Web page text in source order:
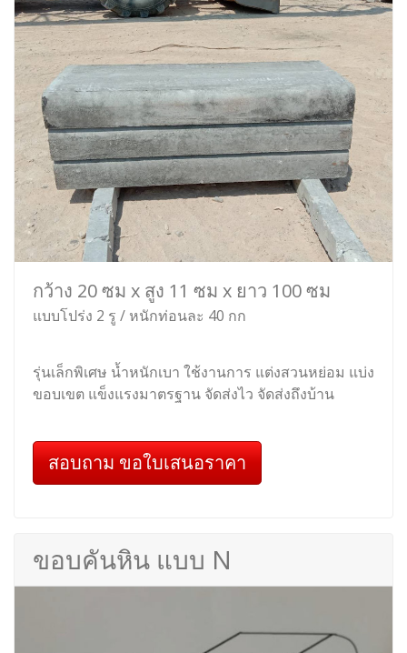
กว้าง 20 ซม x สูง 11 ซม x ยาว 100 ซม
แบบโปร่ง 2 รู / หนักท่อนละ 40 กก
รุ่นเล็กพิเศษ น้ำหนักเบา ใช้งานการ แต่งสวนหย่อม แบ่ง
ขอบเขต แข็งแรงมาตรฐาน จัดส่งไว จัดส่งถึงบ้าน
สอบถาม ขอใบเสนอราคา
ขอบคันหิน แบบ N